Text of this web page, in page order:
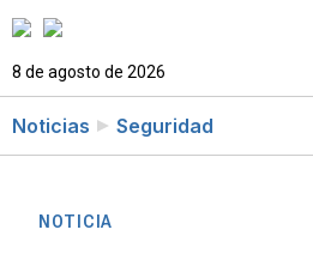
8 de agosto de 2026
Noticias Seguridad
NOTICIA